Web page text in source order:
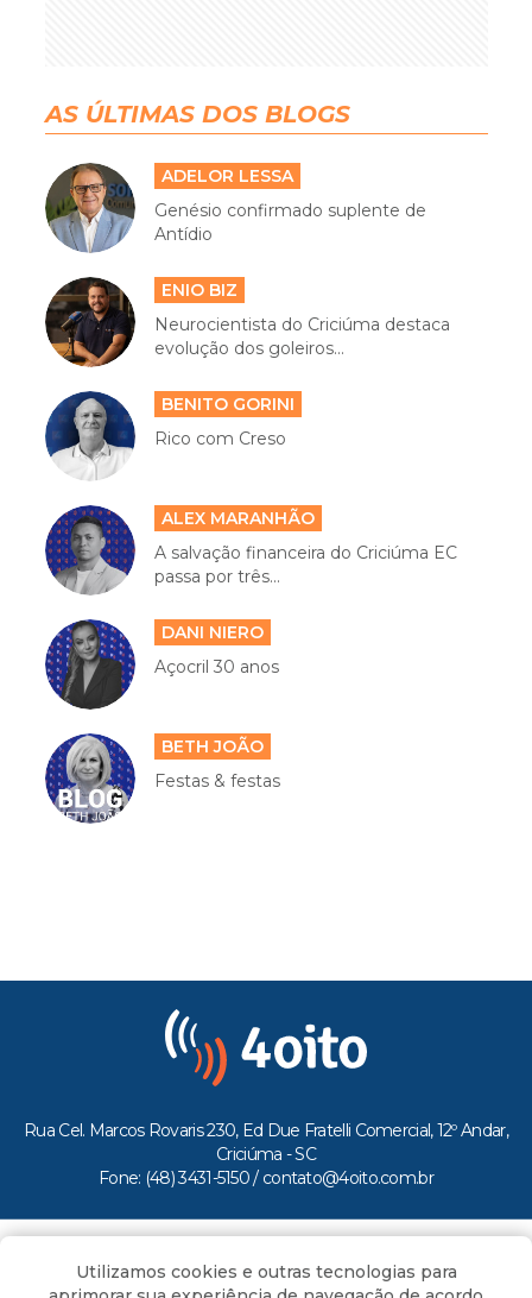
AS ÚLTIMAS DOS BLOGS
ADELOR LESSA
Genésio confirmado suplente de
Antídio
ENIO BIZ
Neurocientista do Criciúma destaca
evolução dos goleiros...
BENITO GORINI
Rico com Creso
ALEX MARANHÃO
A salvação financeira do Criciúma EC
passa por três...
DANI NIERO
Açocril 30 anos
BETH JOÃO
Festas & festas
Rua Cel. Marcos Rovaris 230, Ed Due Fratelli Comercial, 12º Andar,
Criciúma - SC
Fone: (48) 3431-5150 / contato@4oito.com.br
Todos os direitos reservados ao Portal 4oito
Utilizamos cookies e outras tecnologias para